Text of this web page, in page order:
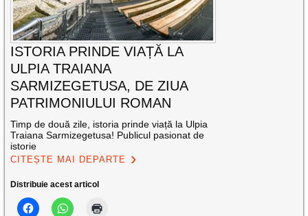
ISTORIA PRINDE VIAȚĂ LA
ULPIA TRAIANA
SARMIZEGETUSA, DE ZIUA
PATRIMONIULUI ROMAN
Timp de două zile, istoria prinde viață la Ulpia
Traiana Sarmizegetusa! Publicul pasionat de
istorie
CITEȘTE MAI DEPARTE
Distribuie acest articol